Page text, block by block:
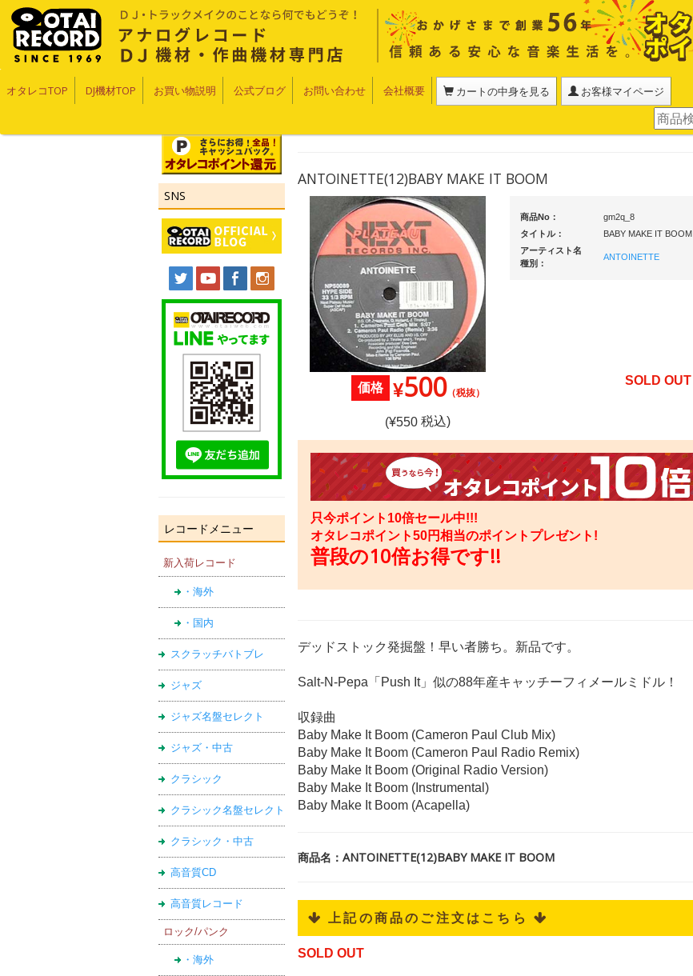
オタレコTOP DJ機材TOP お買い物説明 公式ブログ お問い合わせ 会社概要 カートの中身を見る お客様マイページ
SNS
レコードメニュー
新入荷レコード
・海外
・国内
スクラッチバトブレ
ジャズ
ジャズ名盤セレクト
ジャズ・中古
クラシック
クラシック名盤セレクト
クラシック・中古
高音質CD
高音質レコード
ロック/パンク
・海外
ANTOINETTE(12)BABY MAKE IT BOOM
商品No：
gm2q_8
タイトル：
BABY MAKE IT BOOM
アーティスト名
種別：
ANTOINETTE
価格 ¥500（税抜）
(¥550 税込)
SOLD OUT
只今ポイント10倍セール中!!!
オタレコポイント50円相当のポイントプレゼント!
普段の10倍お得です!!
デッドストック発掘盤！早い者勝ち。新品です。
Salt-N-Pepa「Push It」似の88年産キャッチーフィメールミドル！
収録曲
Baby Make It Boom (Cameron Paul Club Mix)
Baby Make It Boom (Cameron Paul Radio Remix)
Baby Make It Boom (Original Radio Version)
Baby Make It Boom (Instrumental)
Baby Make It Boom (Acapella)
商品名：ANTOINETTE(12)BABY MAKE IT BOOM
 上記の商品のご注文はこちら 
SOLD OUT